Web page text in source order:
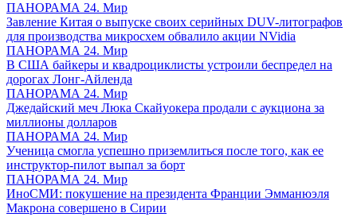
ПАНОРАМА 24. Мир
Завление Китая о выпуске своих серийных DUV-литографов
для производства микросхем обвалило акции NVidia
ПАНОРАМА 24. Мир
В США байкеры и квадроциклисты устроили беспредел на
дорогах Лонг-Айленда
ПАНОРАМА 24. Мир
Джедайский меч Люка Скайуокера продали с аукциона за
миллионы долларов
ПАНОРАМА 24. Мир
Ученица смогла успешно приземлиться после того, как ее
инструктор-пилот выпал за борт
ПАНОРАМА 24. Мир
ИноСМИ: покушение на президента Франции Эмманюэля
Макрона совершено в Сирии